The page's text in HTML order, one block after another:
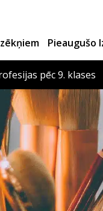
Pieaugušo
pēc 9. klases